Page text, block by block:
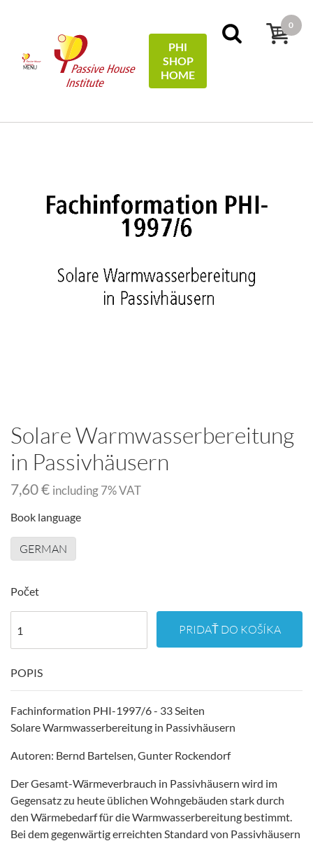
MENU
PHI
SHOP
HOME
0
Technical Information
Solare
Solare Warmwasserbereitung
in Passivhäusern
7,60 € including 7% VAT
Book language
GERMAN
Počet
PRIDAŤ DO KOŠÍKA
POPIS
Fachinformation PHI-1997/6 - 33 Seiten
Solare Warmwasserbereitung in Passivhäusern
Autoren: Bernd Bartelsen, Gunter Rockendorf
Der Gesamt-Wärmeverbrauch in Passivhäusern wird im
Gegensatz zu heute üblichen Wohngebäuden stark durch
den Wärmebedarf für die Warmwasserbereitung bestimmt.
Bei dem gegenwärtig erreichten Standard von Passivhäusern